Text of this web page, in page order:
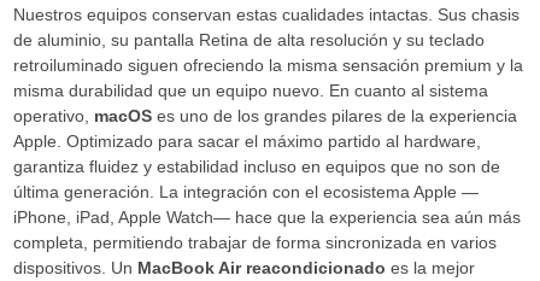
Nuestros equipos conservan estas cualidades intactas. Sus chasis
de aluminio, su pantalla Retina de alta resolución y su teclado
retroiluminado siguen ofreciendo la misma sensación premium y la
misma durabilidad que un equipo nuevo. En cuanto al sistema
operativo, macOSes uno de los grandes pilares de la experiencia
Apple. Optimizado para sacar el máximo partido al hardware,
garantiza fluidez y estabilidad incluso en equipos que no son de
última generación. La integración con el ecosistema Apple —
iPhone, iPad, Apple Watch— hace que la experiencia sea aún más
completa, permitiendo trabajar de forma sincronizada en varios
dispositivos. Un MacBook Air reacondicionado es la mejor